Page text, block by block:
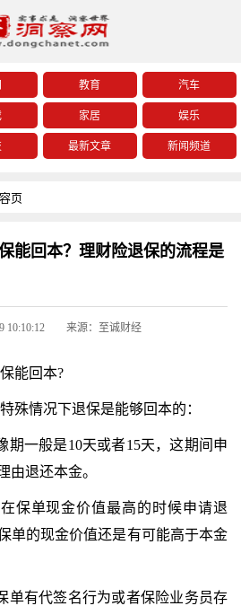
教育 汽车
家居 娱乐
最新文章 新闻频道
页
能回本？理财险退保的流程是
10:10:12 来源：至诚财经
能回本?
殊情况下退保是能够回本的：
期一般是10天或者15天，这期间申
由退还本金。
保单现金价值最高的时候申请退
单的现金价值还是有可能高于本金
单有代签名行为或者保险业务员存